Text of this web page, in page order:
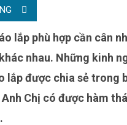
nhau. Những kinh
lắp được chia sẻ trong
Anh Chị có được hàm